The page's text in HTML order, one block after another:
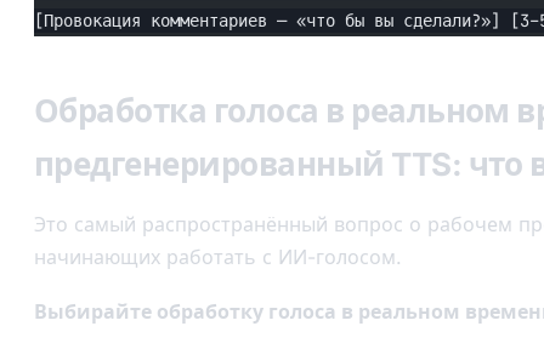
[Провокация комментариев — «что бы вы сделали?»]
Обработка голоса в реальном
предгенерированный TTS: что
Это самый распространённый вопрос о рабочем
начинающих работать с ИИ-голосом.
Выбирайте обработку голоса в реальном